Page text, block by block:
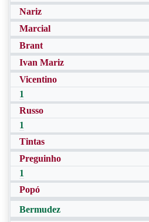
Nariz
Marcial
Brant
Ivan Mariz
Vicentino
1
Russo
1
Tintas
Preguinho
1
Popó
Bermudez